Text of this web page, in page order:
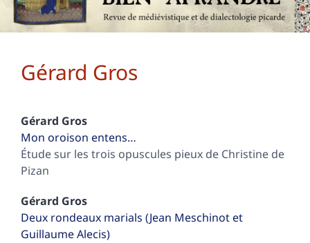
Gérard Gros
Gérard Gros
Mon oroison entens…
Étude sur les trois opuscules pieux de Christine de
Pizan
Gérard Gros
Deux rondeaux marials (Jean Meschinot et
Guillaume Alecis)